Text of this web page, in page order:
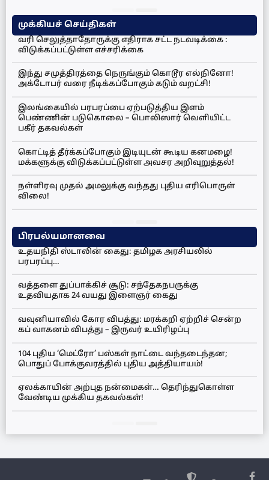
முக்கியச் செய்திகள்
வரி செலுத்தாதோருக்கு எதிராக சட்ட நடவடிக்கை :
விடுக்கப்பட்டுள்ள எச்சரிக்கை
இந்து சமுத்திரத்தை நெருங்கும் கொடூர எல்நினோ!
அக்டோபர் வரை நீடிக்கப்போகும் கடும் வறட்சி!
இலங்கையில் பரபரப்பை ஏற்படுத்திய இளம்
பெண்ணின் படுகொலை – பொலிஸார் வெளியிட்ட
பகீர் தகவல்கள்
கொட்டித் தீர்க்கப்போகும் இடியுடன் கூடிய கனமழை!
மக்களுக்கு விடுக்கப்பட்டுள்ள அவசர அறிவுறுத்தல்!
நள்ளிரவு முதல் அமலுக்கு வந்தது புதிய எரிபொருள்
விலை!
பிரபல்யமானவை
உதயநிதி ஸ்டாலின் கைது: தமிழக அரசியலில்
பரபரப்பு…
வத்தளை துப்பாக்கிச் சூடு: சந்தேகநபருக்கு
உதவியதாக 24 வயது இளைஞர் கைது
வவுனியாவில் கோர விபத்து: மரக்கறி ஏற்றிச் சென்ற
கப் வாகனம் விபத்து – இருவர் உயிரிழப்பு
104 புதிய ‘மெட்ரோ’ பஸ்கள் நாட்டை வந்தடைந்தன;
பொதுப் போக்குவரத்தில் புதிய அத்தியாயம்!
ஏலக்காயின் அற்புத நன்மைகள்… தெரிந்துகொள்ள
வேண்டிய முக்கிய தகவல்கள்!